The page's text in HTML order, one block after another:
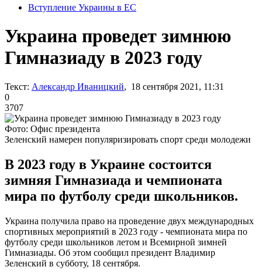
Вступление Украины в ЕС
Украина проведет зимнюю
Гимназиаду в 2023 году
Текст: Александр Иваницкий, 18 сентября 2021, 11:31
0
3707
Фото: Офис президента
Зеленский намерен популяризировать спорт среди молодежи
В 2023 году в Украине состоится
зимняя Гимназиада и чемпионата
мира по футболу среди школьников.
Украина получила право на проведение двух международных
спортивных мероприятий в 2023 году - чемпионата мира по
футболу среди школьников летом и Всемирной зимней
Гимназиады. Об этом сообщил президент Владимир
Зеленский в субботу, 18 сентября.